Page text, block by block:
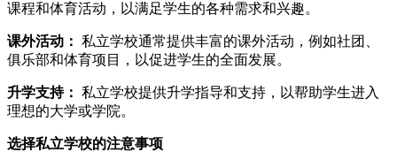
课程和体育活动，以满足学生的各种需求和兴趣。
课外活动： 私立学校通常提供丰富的课外活动，例如社团、
俱乐部和体育项目，以促进学生的全面发展。
升学支持： 私立学校提供升学指导和支持，以帮助学生进入
理想的大学或学院。
选择私立学校的注意事项